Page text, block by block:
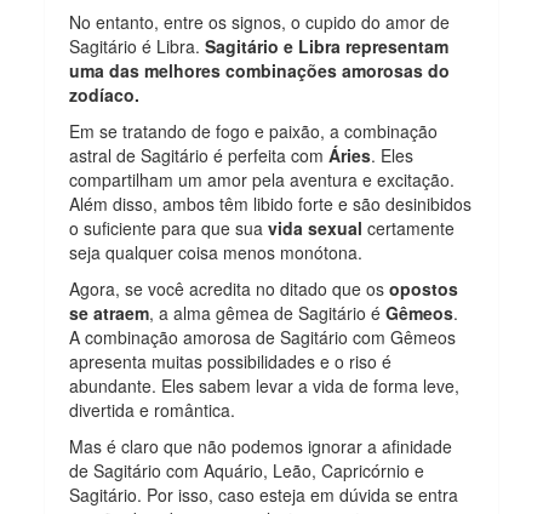
No entanto, entre os signos, o cupido do amor de
Sagitário é Libra.Sagitário e Libra representam
uma das melhores combinações amorosas do
zodíaco.
Em se tratando de fogo e paixão, a combinação
astral de Sagitário é perfeita comÁries. Eles
compartilham um amor pela aventura e excitação.
Além disso, ambos têm libido forte e são desinibidos
o suficiente para que suavida sexual certamente
seja qualquer coisa menos monótona.
Agora, se você acredita no ditado que osopostos
se atraem, a alma gêmea de Sagitário éGêmeos.
A combinação amorosa de Sagitário com Gêmeos
apresenta muitas possibilidades e o riso é
abundante. Eles sabem levar a vida de forma leve,
divertida e romântica.
Mas é claro que não podemos ignorar a afinidade
de Sagitário com Aquário, Leão, Capricórnio e
Sagitário. Por isso, caso esteja em dúvida se entra